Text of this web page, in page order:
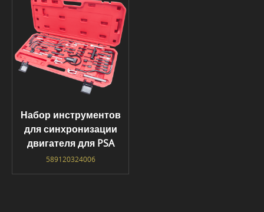
Набор инструментов
для синхронизации
двигателя для PSA
589120324006